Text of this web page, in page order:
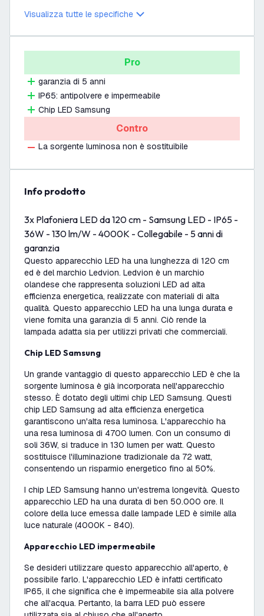
Visualizza tutte le specifiche
Pro
garanzia di 5 anni
IP65: antipolvere e impermeabile
Chip LED Samsung
Contro
La sorgente luminosa non è sostituibile
info prodotto
3x Plafoniera LED da 120 cm - Samsung LED - IP65 -
36W - 130 lm/W - 4000K - Collegabile - 5 anni di
garanzia
Questo apparecchio LED ha una lunghezza di 120 cm
ed è del marchio Ledvion. Ledvion è un marchio
olandese che rappresenta soluzioni LED ad alta
efficienza energetica, realizzate con materiali di alta
qualità. Questo apparecchio LED ha una lunga durata e
viene fornita una garanzia di 5 anni. Ciò rende la
lampada adatta sia per utilizzi privati che commerciali.
Chip LED Samsung
Un grande vantaggio di questo apparecchio LED è che la
sorgente luminosa è già incorporata nell'apparecchio
stesso. È dotato degli ultimi chip LED Samsung. Questi
chip LED Samsung ad alta efficienza energetica
garantiscono un'alta resa luminosa. L'apparecchio ha
una resa luminosa di 4700 lumen. Con un consumo di
soli 36W, si traduce in 130 lumen per watt. Questo
sostituisce l'illuminazione tradizionale da 72 watt,
consentendo un risparmio energetico fino al 50%.
I chip LED Samsung hanno un'estrema longevità. Questo
apparecchio LED ha una durata di ben 50.000 ore. Il
colore della luce emessa dalle lampade LED è simile alla
luce naturale (4000K - 840).
Apparecchio LED impermeabile
Se desideri utilizzare questo apparecchio all'aperto, è
possibile farlo. L'apparecchio LED è infatti certificato
IP65, il che significa che è impermeabile sia alla polvere
che all'acqua. Pertanto, la barra LED può essere